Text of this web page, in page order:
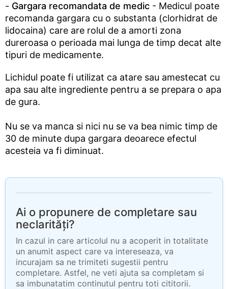
- Gargara recomandata de medic - Medicul poate
recomanda gargara cu o substanta (clorhidrat de
lidocaina) care are rolul de a amorti zona
dureroasa o perioada mai lunga de timp decat alte
tipuri de medicamente.
Lichidul poate fi utilizat ca atare sau amestecat cu
apa sau alte ingrediente pentru a se prepara o apa
de gura.
Nu se va manca si nici nu se va bea nimic timp de
30 de minute dupa gargara deoarece efectul
acesteia va fi diminuat.
Ai o propunere de completare sau
neclarități?
In cazul in care articolul nu a acoperit in totalitate
un anumit aspect care va intereseaza, va
incurajam sa ne trimiteti sugestii pentru
completare. Astfel, ne veti ajuta sa completam si
sa imbunatatim continutul pentru toti cititorii.